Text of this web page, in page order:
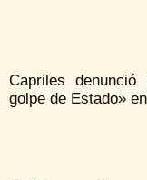
Capriles
golpe de Estado»